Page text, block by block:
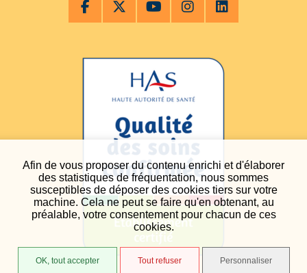
Afin de vous proposer du contenu enrichi et d'élaborer
des statistiques de fréquentation, nous sommes
susceptibles de déposer des cookies tiers sur votre
machine. Cela ne peut se faire qu'en obtenant, au
préalable, votre consentement pour chacun de ces
cookies.
OK, tout accepter Tout refuser Personnaliser